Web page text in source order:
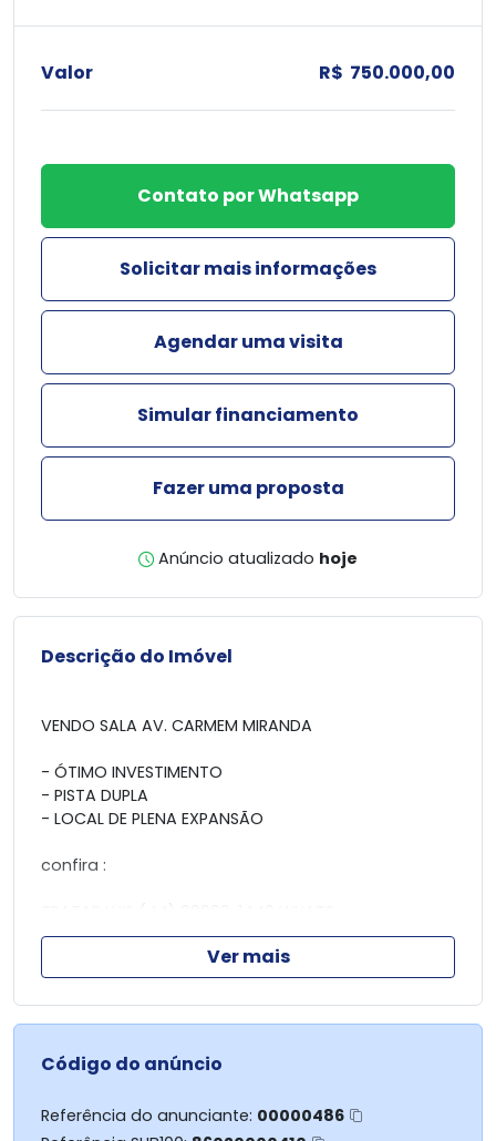
Valor R$ 750.000,00
Contato por Whatsapp
Solicitar mais informações
Agendar uma visita
Simular financiamento
Fazer uma proposta
Anúncio atualizado hoje
Descrição do Imóvel
VENDO SALA AV. CARMEM MIRANDA
- ÓTIMO INVESTIMENTO
- PISTA DUPLA
- LOCAL DE PLENA EXPANSÃO
confira :
Creci 32.631
Grupo Imobiliário KAK (44) 98803 - 4531
Agil imoveis (44) 3031-0010
Ver mais
Código do anúncio
Referência do anunciante: 00000486